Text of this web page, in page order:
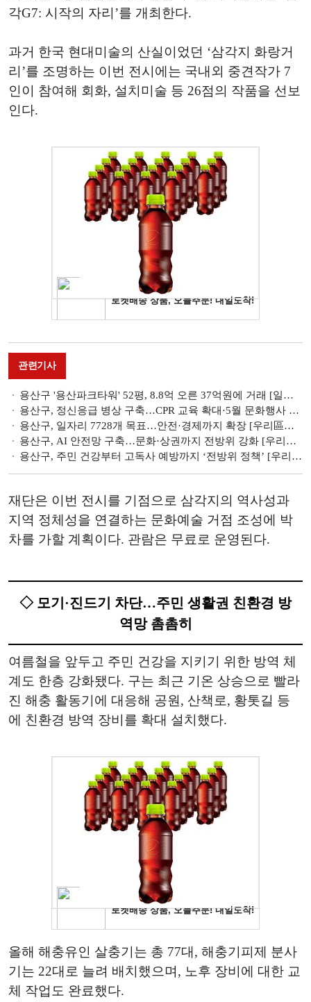
각G7: 시작의 자리’를 개최한다.
과거 한국 현대미술의 산실이었던 ‘삼각지 화랑거
리’를 조명하는 이번 전시에는 국내외 중견작가 7
인이 참여해 회화, 설치미술 등 26점의 작품을 선보
인다.
관련기사
용산구 '용산파크타워' 52평, 8.8억 오른 37억원에 거래 [일일 신고가]
용산구, 정신응급 병상 구축…CPR 교육 확대·5월 문화행사 풍성 [우리區는 지금]
용산구, 일자리 7728개 목표…안전·경제까지 확장 [우리區는 지금]
용산구, AI 안전망 구축…문화·상권까지 전방위 강화 [우리區는 지금]
용산구, 주민 건강부터 고독사 예방까지 ‘전방위 정책’ [우리區는 지금]
재단은 이번 전시를 기점으로 삼각지의 역사성과
지역 정체성을 연결하는 문화예술 거점 조성에 박
차를 가할 계획이다. 관람은 무료로 운영된다.
◇ 모기·진드기 차단…주민 생활권 친환경 방
역망 촘촘히
여름철을 앞두고 주민 건강을 지키기 위한 방역 체
계도 한층 강화됐다. 구는 최근 기온 상승으로 빨라
진 해충 활동기에 대응해 공원, 산책로, 황톳길 등
에 친환경 방역 장비를 확대 설치했다.
올해 해충유인 살충기는 총 77대, 해충기피제 분사
기는 22대로 늘려 배치했으며, 노후 장비에 대한 교
체 작업도 완료했다.